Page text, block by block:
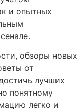
и опытных
обзоры новых
от
лучших
понятному
легко и